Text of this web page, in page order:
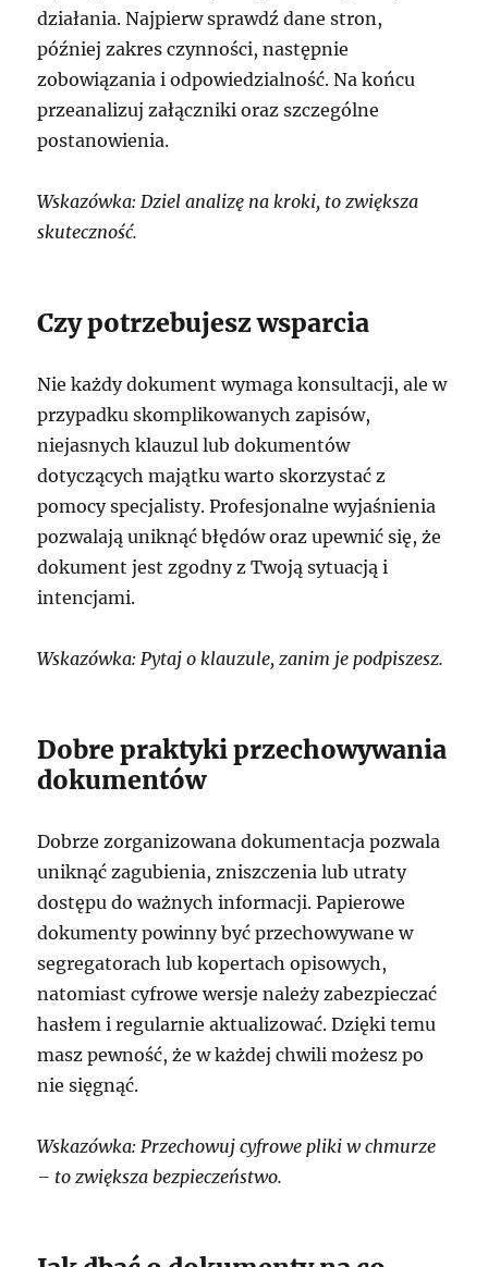
działania. Najpierw sprawdź dane stron,
później zakres czynności, następnie
zobowiązania i odpowiedzialność. Na końcu
przeanalizuj załączniki oraz szczególne
postanowienia.
Wskazówka: Dziel analizę na kroki, to zwiększa
skuteczność.
Czy potrzebujesz wsparcia
Nie każdy dokument wymaga konsultacji, ale w
przypadku skomplikowanych zapisów,
niejasnych klauzul lub dokumentów
dotyczących majątku warto skorzystać z
pomocy specjalisty. Profesjonalne wyjaśnienia
pozwalają uniknąć błędów oraz upewnić się, że
dokument jest zgodny z Twoją sytuacją i
intencjami.
Wskazówka: Pytaj o klauzule, zanim je podpiszesz.
Dobre praktyki przechowywania
dokumentów
Dobrze zorganizowana dokumentacja pozwala
uniknąć zagubienia, zniszczenia lub utraty
dostępu do ważnych informacji. Papierowe
dokumenty powinny być przechowywane w
segregatorach lub kopertach opisowych,
natomiast cyfrowe wersje należy zabezpieczać
hasłem i regularnie aktualizować. Dzięki temu
masz pewność, że w każdej chwili możesz po
nie sięgnąć.
Wskazówka: Przechowuj cyfrowe pliki w chmurze
– to zwiększa bezpieczeństwo.